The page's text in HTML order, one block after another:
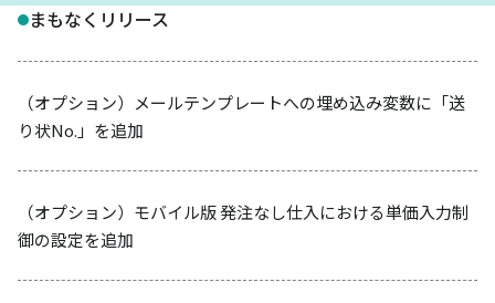
まもなくリリース
（オプション）メールテンプレートへの埋め込み変数に「送
り状No.」を追加
（オプション）モバイル版 発注なし仕入における単価入力制
御の設定を追加